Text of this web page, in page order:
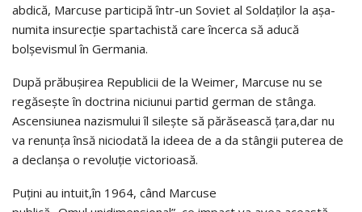
abdică, Marcuse participă într-un Soviet al Soldaților la așa-
numita insurecție spartachistă care încerca să aducă
bolșevismul în Germania.
După prăbușirea Republicii de la Weimer, Marcuse nu se
regăsește în doctrina niciunui partid german de stânga.
Ascensiunea nazismului îl silește să părăsească țara,dar nu
va renunța însă niciodată la ideea de a da stângii puterea de
a declanșa o revoluție victorioasă.
Puțini au intuit,în 1964, când Marcuse